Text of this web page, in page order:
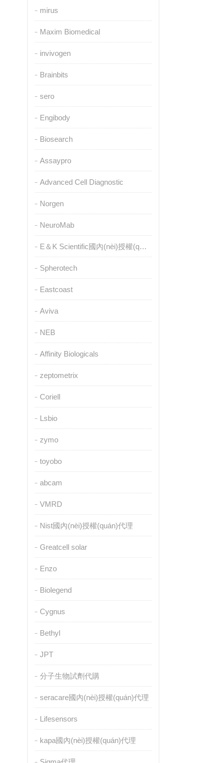
mirus
Maxim Biomedical
invivogen
Brainbits
sero
Engibody
Biosearch
Assaypro
Advanced Cell Diagnostic
Norgen
NeuroMab
E＆K Scientific國內(nèi)授權(quán)代理
Spherotech
Eastcoast
Aviva
NEB
Affinity Biologicals
zeptometrix
Coriell
Lsbio
zymo
toyobo
abcam
VMRD
Nist國內(nèi)授權(quán)代理
Greatcell solar
Enzo
Biolegend
Cygnus
Bethyl
JPT
分子生物試劑代購
seracare國內(nèi)授權(quán)代理
Lifesensors
kapa國內(nèi)授權(quán)代理